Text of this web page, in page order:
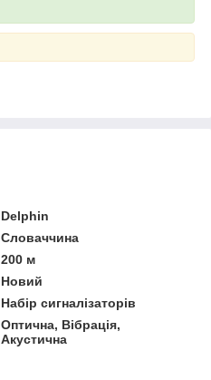
Delphin
Словаччина
200 м
Новий
Набір сигналізаторів
Оптична, Вібрація,
Акустична